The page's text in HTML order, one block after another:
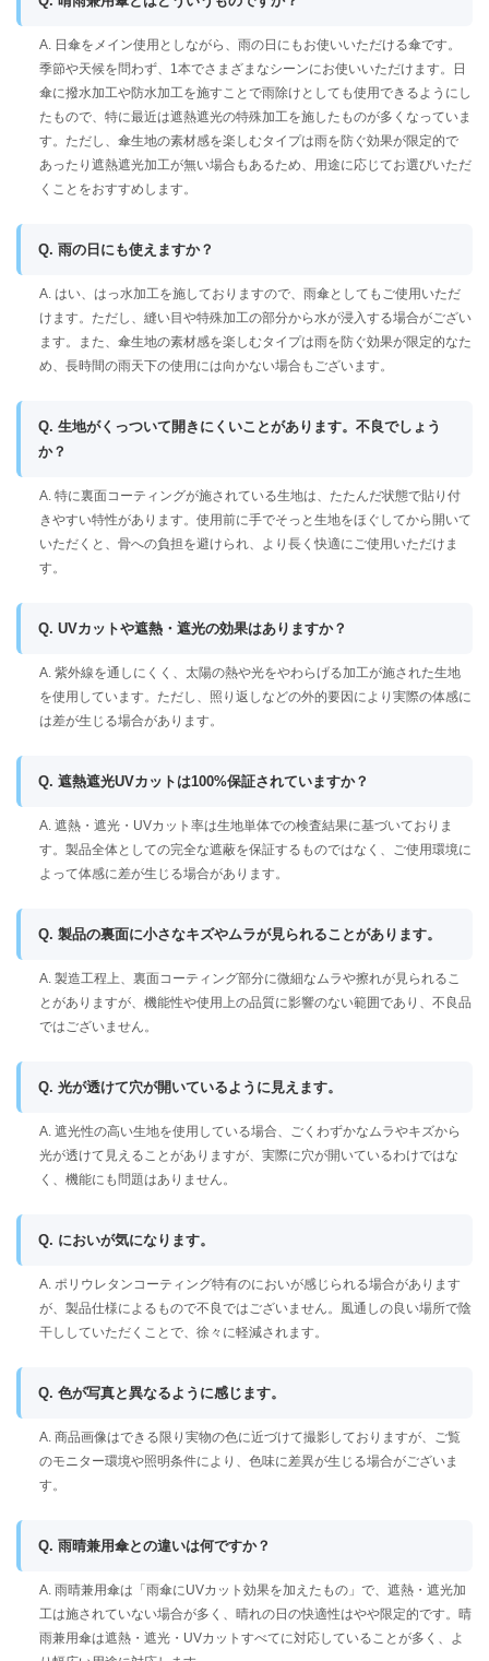
A. 日傘をメイン使用としながら、雨の日にもお使いいただける傘です。
季節や天候を問わず、1本でさまざまなシーンにお使いいただけます。日
傘に撥水加工や防水加工を施すことで雨除けとしても使用できるようにし
たもので、特に最近は遮熱遮光の特殊加工を施したものが多くなっていま
す。ただし、傘生地の素材感を楽しむタイプは雨を防ぐ効果が限定的で
あったり遮熱遮光加工が無い場合もあるため、用途に応じてお選びいただ
くことをおすすめします。
Q. 雨の日にも使えますか？
A. はい、はっ水加工を施しておりますので、雨傘としてもご使用いただ
けます。ただし、縫い目や特殊加工の部分から水が浸入する場合がござい
ます。また、傘生地の素材感を楽しむタイプは雨を防ぐ効果が限定的なた
め、長時間の雨天下の使用には向かない場合もございます。
Q. 生地がくっついて開きにくいことがあります。不良でしょう
か？
A. 特に裏面コーティングが施されている生地は、たたんだ状態で貼り付
きやすい特性があります。使用前に手でそっと生地をほぐしてから開いて
いただくと、骨への負担を避けられ、より長く快適にご使用いただけま
す。
Q. UVカットや遮熱・遮光の効果はありますか？
A. 紫外線を通しにくく、太陽の熱や光をやわらげる加工が施された生地
を使用しています。ただし、照り返しなどの外的要因により実際の体感に
は差が生じる場合があります。
Q. 遮熱遮光UVカットは100%保証されていますか？
A. 遮熱・遮光・UVカット率は生地単体での検査結果に基づいておりま
す。製品全体としての完全な遮蔽を保証するものではなく、ご使用環境に
よって体感に差が生じる場合があります。
Q. 製品の裏面に小さなキズやムラが見られることがあります。
A. 製造工程上、裏面コーティング部分に微細なムラや擦れが見られるこ
とがありますが、機能性や使用上の品質に影響のない範囲であり、不良品
ではございません。
Q. 光が透けて穴が開いているように見えます。
A. 遮光性の高い生地を使用している場合、ごくわずかなムラやキズから
光が透けて見えることがありますが、実際に穴が開いているわけではな
く、機能にも問題はありません。
Q. においが気になります。
A. ポリウレタンコーティング特有のにおいが感じられる場合があります
が、製品仕様によるもので不良ではございません。風通しの良い場所で陰
干ししていただくことで、徐々に軽減されます。
Q. 色が写真と異なるように感じます。
A. 商品画像はできる限り実物の色に近づけて撮影しておりますが、ご覧
のモニター環境や照明条件により、色味に差異が生じる場合がございま
す。
Q. 雨晴兼用傘との違いは何ですか？
A. 雨晴兼用傘は「雨傘にUVカット効果を加えたもの」で、遮熱・遮光加
工は施されていない場合が多く、晴れの日の快適性はやや限定的です。晴
雨兼用傘は遮熱・遮光・UVカットすべてに対応していることが多く、よ